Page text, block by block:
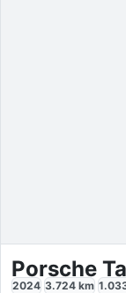
Porsche
2024 3.724 km